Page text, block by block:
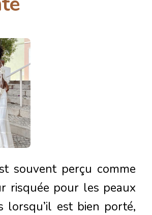
souvent perçu comme
risquée pour les peaux
lorsqu’il est bien porté,